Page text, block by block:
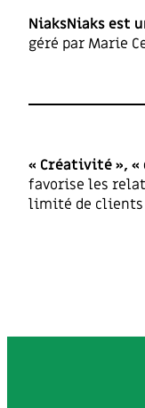
NiaksNiaks est
géré par Marie
« Créativité »,
favorise les
limité de clients